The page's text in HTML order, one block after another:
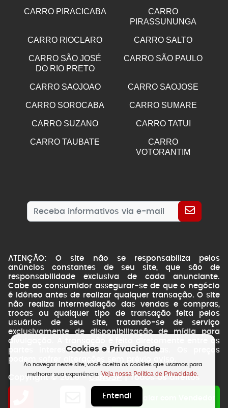
CARRO PIRACICABA
CARRO
PIRASSUNUNGA
CARRO RIOCLARO CARRO SALTO
CARRO SÃO JOSÉ
DO RIO PRETO
CARRO SÃO PAULO
CARRO SAOJOAO CARRO SAOJOSE
CARRO SOROCABA CARRO SUMARE
CARRO SUZANO CARRO TATUI
CARRO TAUBATE
CARRO
VOTORANTIM
ATENÇÃO: O site não se responsabiliza pelos
anúncios constantes de seu site, que são de
responsabilidade exclusiva de cada anunciante.
Cabe ao consumidor assegurar-se de que o negócio
é idôneo antes de realizar qualquer transação. O site
não realiza intermediação das vendas e compras,
trocas ou qualquer tipo de transação feita pelos
usuários de seu site, tratando-se de serviço
exclusivamente de disponibilização de mídia para
divulgação. A transação é feita diretamente entre as
partes interessadas. Fotos ilustrativas. Os preços
podem sofrer alterações sem prévio aviso.
Copyright © 2026 -CarroSP| Todos os direitos
reservados.
Cookies e Privacidade
Ao navegar neste site, você aceita os cookies que usamos para
melhorar sua experiência.Veja nossa Política de Privacidade.
Entendi